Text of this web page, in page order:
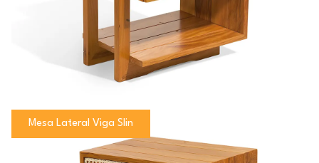
Mesa Lateral Viga Slin